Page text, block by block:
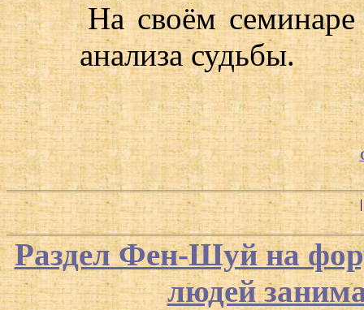
На своём
анализа судьбы.
Раздел Фен-Шуй на
людей